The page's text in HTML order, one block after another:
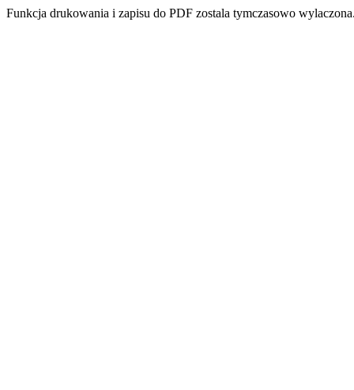
Funkcja drukowania i zapisu do PDF zostala tymczasowo